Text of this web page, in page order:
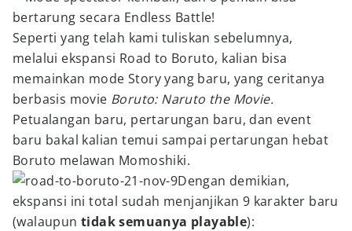
Seperti yang telah kami tuliskan sebelumnya,
melalui ekspansi Road to Boruto, kalian bisa
memainkan mode Story yang baru, yang ceritanya
berbasis movie Boruto: Naruto the Movie.
Petualangan baru, pertarungan baru, dan event
baru bakal kalian temui sampai pertarungan hebat
Boruto melawan Momoshiki.
Dengan demikian,
ekspansi ini total sudah menjanjikan 9 karakter baru
(walaupuntidak semuanya playable):